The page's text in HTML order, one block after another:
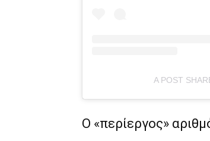
A POST
Ο «περίεργος»